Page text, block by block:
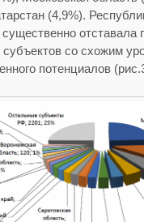
(4,9%).
отставала
субъектов со схожим
потенциалов